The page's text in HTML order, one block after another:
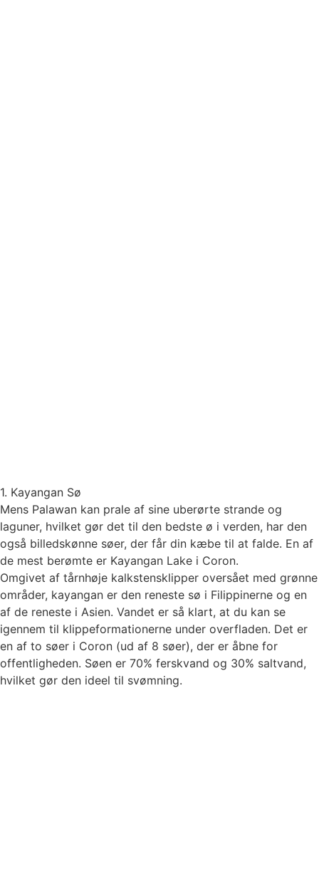
1. Kayangan Sø
Mens Palawan kan prale af sine uberørte strande og
laguner, hvilket gør det til den bedste ø i verden, har den
også billedskønne søer, der får din kæbe til at falde. En af
de mest berømte er Kayangan Lake i Coron.
Omgivet af tårnhøje kalkstensklipper oversået med grønne
områder, kayangan er den reneste sø i Filippinerne og en
af de reneste i Asien. Vandet er så klart, at du kan se
igennem til klippeformationerne under overfladen. Det er
en af to søer i Coron (ud af 8 søer), der er åbne for
offentligheden. Søen er 70% ferskvand og 30% saltvand,
hvilket gør den ideel til svømning.